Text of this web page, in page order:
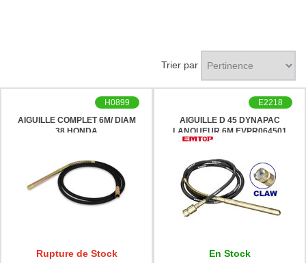
Trier par
AIGUILLE COMPLET 6M/ DIAM
38 HONDA
H0899
Rupture de Stock
AIGUILLE D 45 DYNAPAC
LANQUEUR 6M EVPR064501
E2218
En Stock